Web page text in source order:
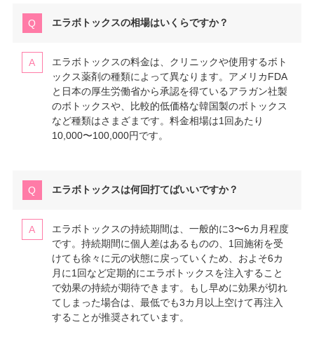
エラボトックスの相場はいくらですか？
エラボトックスの料金は、クリニックや使用するボト
ックス薬剤の種類によって異なります。アメリカFDA
と日本の厚生労働省から承認を得ているアラガン社製
のボトックスや、比較的低価格な韓国製のボトックス
など種類はさまざまです。料金相場は1回あたり
10,000〜100,000円です。
エラボトックスは何回打てばいいですか？
エラボトックスの持続期間は、一般的に3〜6カ月程度
です。持続期間に個人差はあるものの、1回施術を受
けても徐々に元の状態に戻っていくため、およそ6カ
月に1回など定期的にエラボトックスを注入すること
で効果の持続が期待できます。もし早めに効果が切れ
てしまった場合は、最低でも3カ月以上空けて再注入
することが推奨されています。